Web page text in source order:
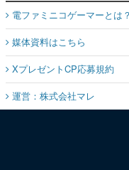
電ファミニコゲーマーとは？
媒体資料はこちら
XプレゼントCP応募規約
運営：株式会社マレ